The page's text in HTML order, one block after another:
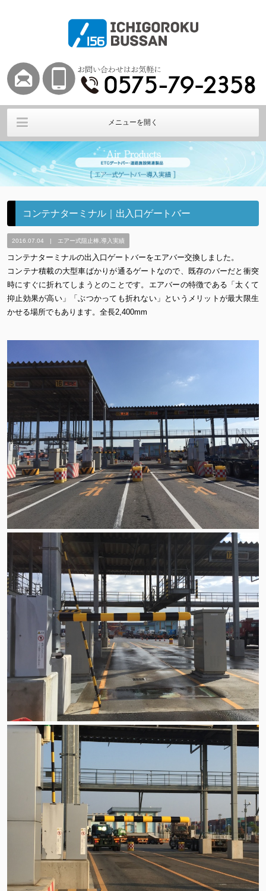
メニューを開く
Air HOME エアー式ETCバー エアー式ゲートバー
その他阻止棒 導入実績 会社概要
コンテナターミナル｜出入口ゲートバー
2016.07.04 | エアー式阻止棒,導入実績
コンテナターミナルの出入口ゲートバーをエアバー交換しました。
コンテナ積載の大型車ばかりが通るゲートなので、既存のバーだと衝突
時にすぐに折れてしまうとのことです。エアバーの特徴である「太くて
抑止効果が高い」「ぶつかっても折れない」というメリットが最大限生
かせる場所でもあります。全長2,400mm